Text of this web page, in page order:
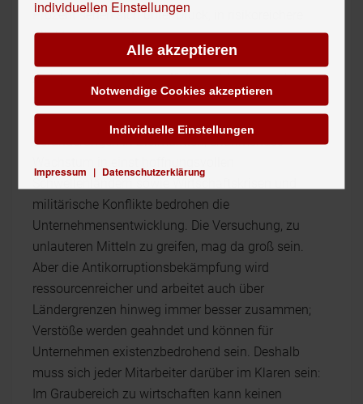
Prozent sehen sich unter Druck, in risikoreichere
Märkte zu expandieren.
„Schwere Zeiten werden für viele Unternehmen
zunehmend zum Normalfall –rechtfertigen aber
nicht den Einsatz unsauberer Methoden“, sagt
Heißner. „Große Unsicherheit aufgrund politischer
Veränderungen in Zielmärkten, erlahmendes
Schwellenländern sowie Wirtschaftskrisen und
militärische Konflikte bedrohen die
Unternehmensentwicklung. Die Versuchung, zu
unlauteren Mitteln zu greifen, mag da groß sein.
Aber die Antikorruptionsbekämpfung wird
ressourcenreicher und arbeitet auch über
Ländergrenzen hinweg immer besser zusammen;
Verstöße werden geahndet und können für
Unternehmen existenzbedrohend sein. Deshalb
muss sich jeder Mitarbeiter darüber im Klaren sein:
Im Graubereich zu wirtschaften kann keinen
individuellen Einstellungen
Alle akzeptieren
Notwendige Cookies akzeptieren
Impressum | Datenschutzerklärung
Individuelle Einstellungen